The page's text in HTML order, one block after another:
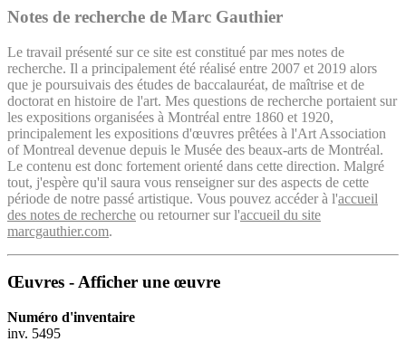
Notes de recherche de Marc Gauthier
Le travail présenté sur ce site est constitué par mes notes de
recherche. Il a principalement été réalisé entre 2007 et 2019 alors
que je poursuivais des études de baccalauréat, de maîtrise et de
doctorat en histoire de l'art. Mes questions de recherche portaient sur
les expositions organisées à Montréal entre 1860 et 1920,
principalement les expositions d'œuvres prêtées à l'Art Association
of Montreal devenue depuis le Musée des beaux-arts de Montréal.
Le contenu est donc fortement orienté dans cette direction. Malgré
tout, j'espère qu'il saura vous renseigner sur des aspects de cette
période de notre passé artistique. Vous pouvez accéder à l'accueil
des notes de recherche ou retourner sur l'accueil du site
marcgauthier.com.
Œuvres - Afficher une œuvre
Numéro d'inventaire
inv. 5495